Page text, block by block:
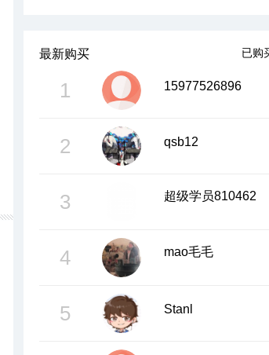
已购
最新购买
1 15977526896
2 qsb12
3 超级学员810462
4 mao毛毛
5 Stanl